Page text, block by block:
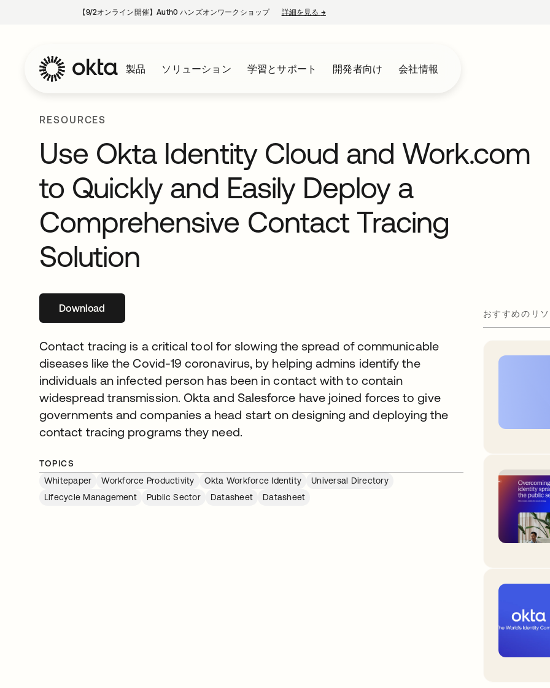
【9/2オンライン開催】Auth0 ハンズオンワークショップ 詳細を見る →新しいタブで開く
製品 ソリューション 学習とサポート 開発者向け 会社情報
RESOURCES
Use Okta Identity Cloud and Work.com
to Quickly and Easily Deploy a
Comprehensive Contact Tracing
Solution
Download新しいタブで開く
Contact tracing is a critical tool for slowing the spread of communicable
diseases like the Covid-19 coronavirus, by helping admins identify the
individuals an infected person has been in contact with to contain
widespread transmission. Okta and Salesforce have joined forces to give
governments and companies a head start on designing and deploying the
contact tracing programs they need.
TOPICS
Whitepaper
Workforce Productivity Okta Workforce Identity
Universal Directory
Lifecycle Management
Public Sector Datasheet Datasheet
おすすめのリ